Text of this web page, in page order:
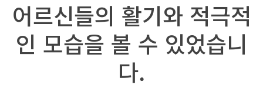
어르신들의 활기와 적극적
인 모습을 볼 수 있었습니
다.